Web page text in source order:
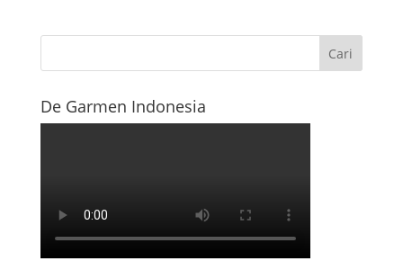
De Garmen Indonesia